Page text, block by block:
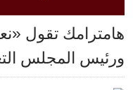
هامترامك تقول
ورئيس المجلس